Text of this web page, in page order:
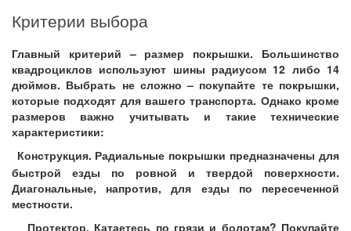
Критерии выбора
Главный критерий – размер покрышки. Большинство
квадроциклов используют шины радиусом 12 либо 14
дюймов. Выбрать не сложно – покупайте те покрышки,
которые подходят для вашего транспорта. Однако кроме
размеров важно учитывать и такие технические
характеристики:
Конструкция. Радиальные покрышки предназначены для
быстрой езды по ровной и твердой поверхности.
Диагональные, напротив, для езды по пересеченной
местности.
Протектор. Катаетесь по грязи и болотам? Покупайте